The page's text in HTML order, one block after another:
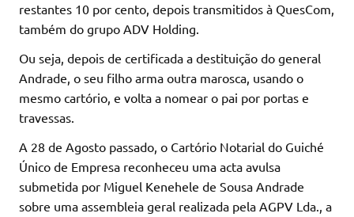
restantes 10 por cento, depois transmitidos à QuesCom,
também do grupo ADV Holding.
Ou seja, depois de certificada a destituição do general
Andrade, o seu filho arma outra marosca, usando o
mesmo cartório, e volta a nomear o pai por portas e
travessas.
A 28 de Agosto passado, o Cartório Notarial do Guiché
Único de Empresa reconheceu uma acta avulsa
submetida por Miguel Kenehele de Sousa Andrade
sobre uma assembleia geral realizada pela AGPV Lda., a